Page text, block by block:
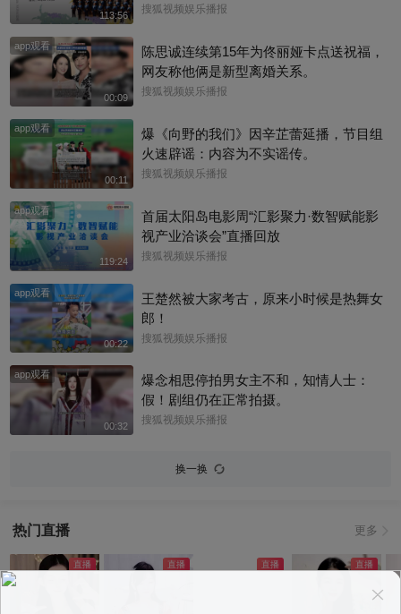
113:56 搜狐视频娱乐播报
app观看
00:09
陈思诚连续第15年为佟丽娅卡点送祝福，
网友称他俩是新型离婚关系。
搜狐视频娱乐播报
app观看
00:11
爆《向野的我们》因辛芷蕾延播，节目组
火速辟谣：内容为不实谣传。
搜狐视频娱乐播报
app观看
119:24
首届太阳岛电影周“汇影聚力·数智赋能影
视产业洽谈会”直播回放
搜狐视频娱乐播报
app观看
00:22
王楚然被大家考古，原来小时候是热舞女
郎！
搜狐视频娱乐播报
app观看
00:32
爆念相思停拍男女主不和，知情人士：
假！剧组仍在正常拍摄。
搜狐视频娱乐播报
换一换
热门直播 更多